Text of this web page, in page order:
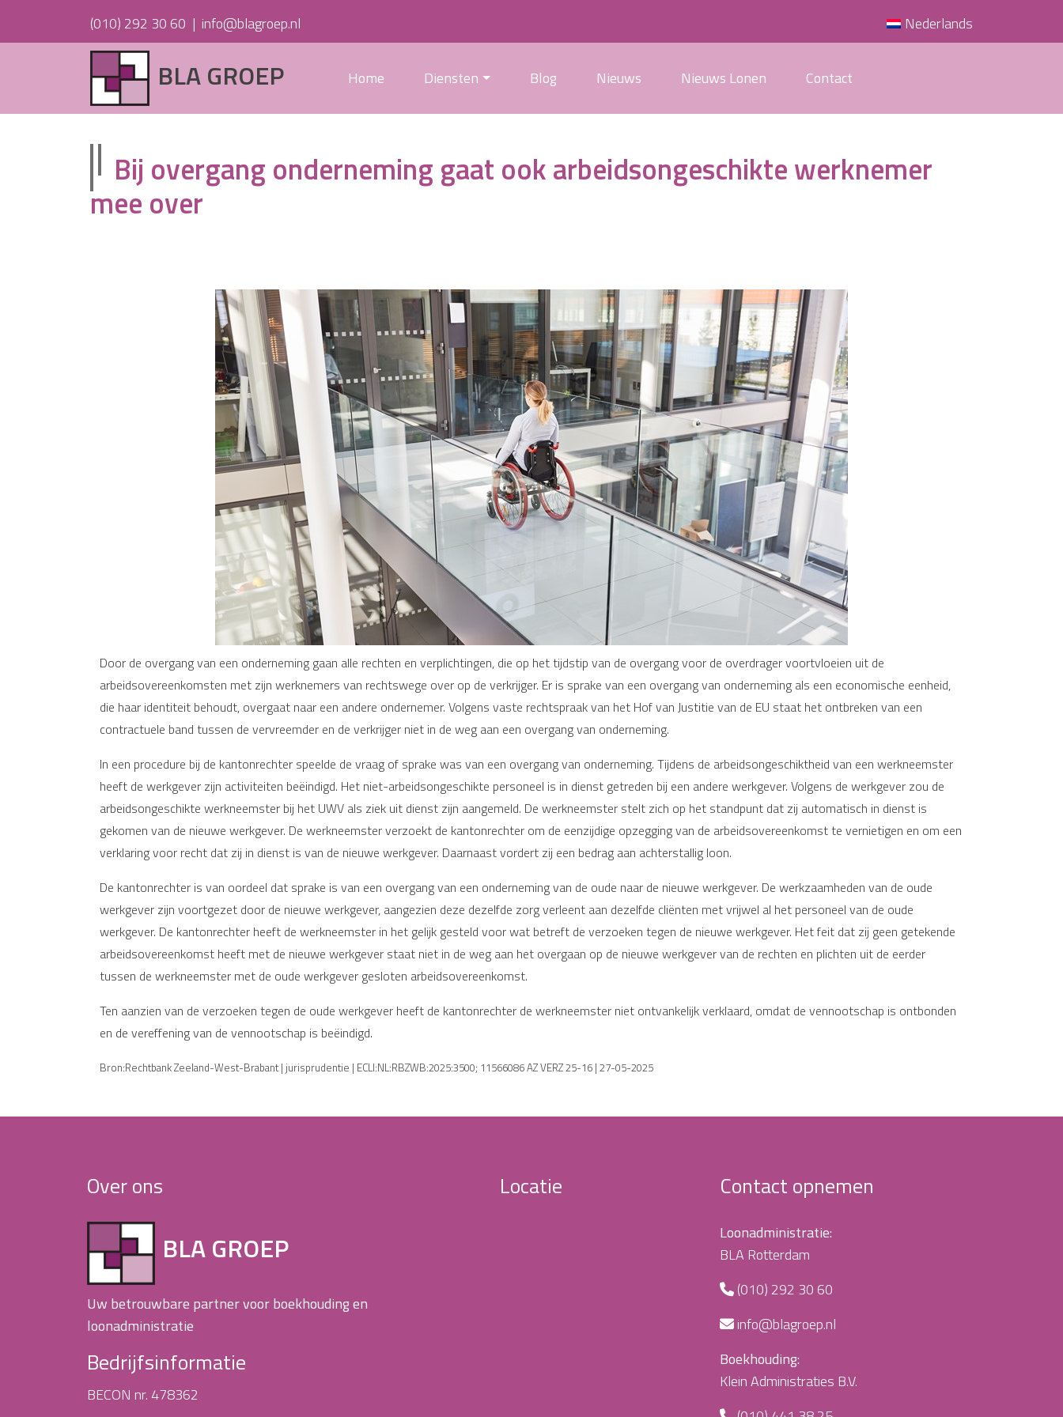
(010) 292 30 60 | info@blagroep.nl Nederlands
BLA GROEP Home Diensten Blog Nieuws Nieuws Lonen Contact
Bij overgang onderneming gaat ook arbeidsongeschikte werknemer
mee over
Door de overgang van een onderneming gaan alle rechten en verplichtingen, die op het tijdstip van de overgang voor de overdrager voortvloeien uit de
arbeidsovereenkomsten met zijn werknemers van rechtswege over op de verkrijger. Er is sprake van een overgang van onderneming als een economische eenheid,
die haar identiteit behoudt, overgaat naar een andere ondernemer. Volgens vaste rechtspraak van het Hof van Justitie van de EU staat het ontbreken van een
contractuele band tussen de vervreemder en de verkrijger niet in de weg aan een overgang van onderneming.
In een procedure bij de kantonrechter speelde de vraag of sprake was van een overgang van onderneming. Tijdens de arbeidsongeschiktheid van een werkneemster
heeft de werkgever zijn activiteiten beëindigd. Het niet-arbeidsongeschikte personeel is in dienst getreden bij een andere werkgever. Volgens de werkgever zou de
arbeidsongeschikte werkneemster bij het UWV als ziek uit dienst zijn aangemeld. De werkneemster stelt zich op het standpunt dat zij automatisch in dienst is
gekomen van de nieuwe werkgever. De werkneemster verzoekt de kantonrechter om de eenzijdige opzegging van de arbeidsovereenkomst te vernietigen en om een
verklaring voor recht dat zij in dienst is van de nieuwe werkgever. Daarnaast vordert zij een bedrag aan achterstallig loon.
De kantonrechter is van oordeel dat sprake is van een overgang van een onderneming van de oude naar de nieuwe werkgever. De werkzaamheden van de oude
werkgever zijn voortgezet door de nieuwe werkgever, aangezien deze dezelfde zorg verleent aan dezelfde cliënten met vrijwel al het personeel van de oude
werkgever. De kantonrechter heeft de werkneemster in het gelijk gesteld voor wat betreft de verzoeken tegen de nieuwe werkgever. Het feit dat zij geen getekende
arbeidsovereenkomst heeft met de nieuwe werkgever staat niet in de weg aan het overgaan op de nieuwe werkgever van de rechten en plichten uit de eerder
tussen de werkneemster met de oude werkgever gesloten arbeidsovereenkomst.
Ten aanzien van de verzoeken tegen de oude werkgever heeft de kantonrechter de werkneemster niet ontvankelijk verklaard, omdat de vennootschap is ontbonden
en de vereffening van de vennootschap is beëindigd.
Bron:Rechtbank Zeeland-West-Brabant | jurisprudentie | ECLI:NL:RBZWB:2025:3500; 11566086 AZ VERZ 25-16 | 27-05-2025
Over ons
BLA GROEP
Uw betrouwbare partner voor boekhouding en
loonadministratie
Bedrijfsinformatie
BECON nr. 478362
Locatie Contact opnemen
Loonadministratie:
BLA Rotterdam
(010) 292 30 60
info@blagroep.nl
Boekhouding:
Klein Administraties B.V.